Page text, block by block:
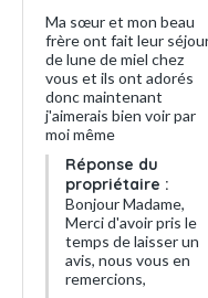
Ma sœur et mon beau
frère ont fait leur
de lune de miel chez
vous et ils ont adorés
donc maintenant
j'aimerais bien voir par
moi même
Réponse du
propriétaire :
Bonjour Madame,
Merci d'avoir pris le
temps de laisser un
avis, nous vous en
remercions,